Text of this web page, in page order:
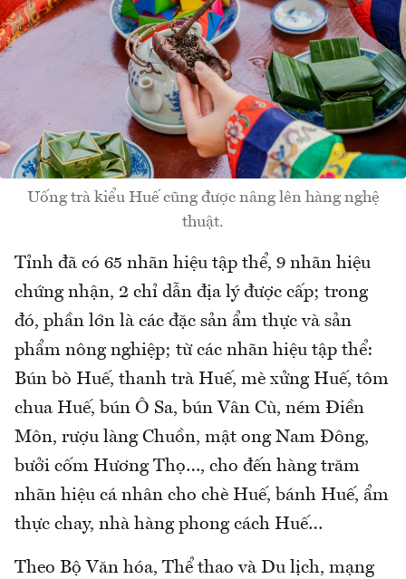
Uống trà kiểu Huế cũng được nâng lên hàng nghệ
thuật.
Tỉnh đã có 65 nhãn hiệu tập thể, 9 nhãn hiệu
chứng nhận, 2 chỉ dẫn địa lý được cấp; trong
đó, phần lớn là các đặc sản ẩm thực và sản
phẩm nông nghiệp; từ các nhãn hiệu tập thể:
Bún bò Huế, thanh trà Huế, mè xửng Huế, tôm
chua Huế, bún Ô Sa, bún Vân Cù, ném Điền
Môn, rượu làng Chuồn, mật ong Nam Đông,
bưởi cốm Hương Thọ…, cho đến hàng trăm
nhãn hiệu cá nhân cho chè Huế, bánh Huế, ẩm
thực chay, nhà hàng phong cách Huế…
Theo Bộ Văn hóa, Thể thao và Du lịch, mạng